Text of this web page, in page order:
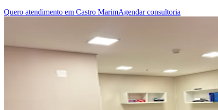
Quero atendimento em Castro MarimAgendar consultoria